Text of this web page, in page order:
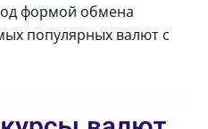
формой обмена
популярных валют с